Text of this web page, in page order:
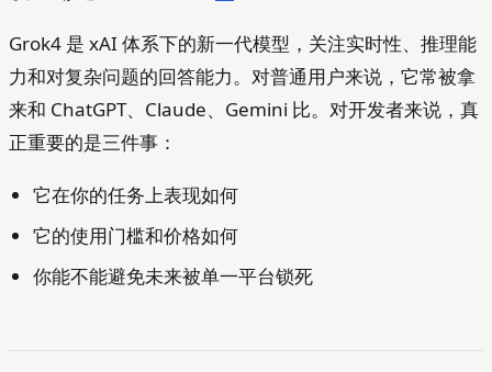
Grok4 是 xAI 体系下的新一代模型，关注实时性、推理能
力和对复杂问题的回答能力。对普通用户来说，它常被拿
来和 ChatGPT、Claude、Gemini 比。对开发者来说，真
正重要的是三件事：
它在你的任务上表现如何
它的使用门槛和价格如何
你能不能避免未来被单一平台锁死